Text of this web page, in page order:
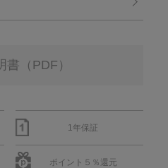
書（PDF）
1年保証
ポイント５％還元